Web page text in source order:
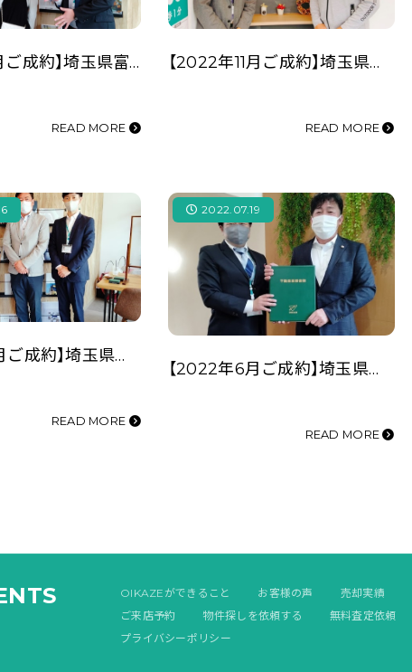
【2023年5月ご成約】埼玉県富士見市の事業用不動産（資材置場用地）をご購入の㈱A様
READ MORE
【2022年11月ご成約】埼玉県川越市の事業用不動産（店舗用地）をご購入のK様
READ MORE
【2022年9月ご成約】埼玉県川越市の事業用不動産（旧診療所）をご購入の（社福）N様
READ MORE
2022.07.19
【2022年6月ご成約】埼玉県川越市の事業用不動産（倉庫併用住宅）をご購入の(有)I社様
READ MORE
OIKAZEができること お客様の声 売却実績
ご来店予約
物件探しを依頼する 無料査定依頼
プライバシーポリシー